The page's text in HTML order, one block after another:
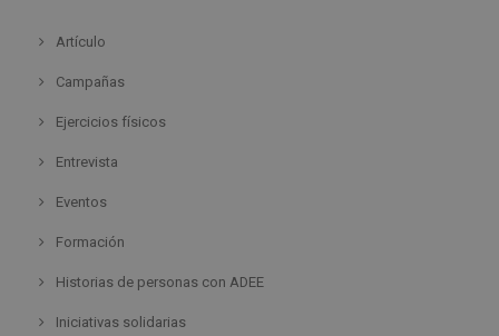
Artículo
Campañas
Ejercicios físicos
Entrevista
Eventos
Formación
Historias de personas con ADEE
Iniciativas solidarias